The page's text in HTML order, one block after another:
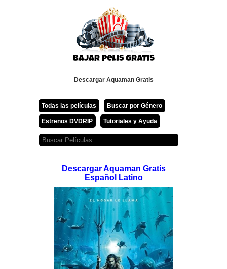
Descargar Aquaman Gratis
Todas las películas Buscar por Género
Estrenos DVDRIP Tutoriales y Ayuda
Descargar Aquaman Gratis
Español Latino